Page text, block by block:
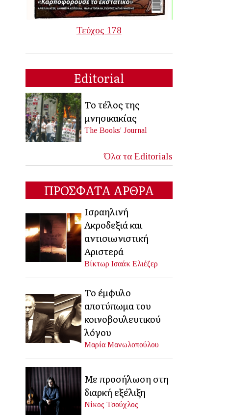
Τεύχος 178
Editorial
Το τέλος της
μνησικακίας
The Books' Journal
Όλα τα Editorials
ΠΡΟΣΦΑΤΑ ΑΡΘΡΑ
Ισραηλινή
Ακροδεξιά και
αντισιωνιστική
Αριστερά
Βίκτωρ Ισαάκ Ελιέζερ
Το έμφυλο
αποτύπωμα του
κοινοβουλευτικού
λόγου
Μαρία Μανωλοπούλου
Με προσήλωση στη
διαρκή εξέλιξη
Νίκος Τσούχλος